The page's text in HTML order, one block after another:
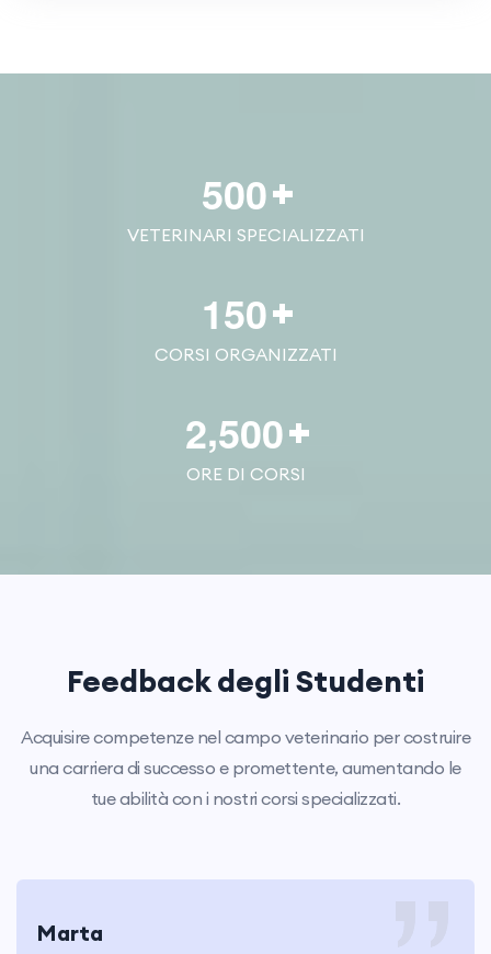
500
VETERINARI SPECIALIZZATI
150
CORSI ORGANIZZATI
2,500
ORE DI CORSI
Feedback degli Studenti
Acquisire competenze nel campo veterinario per costruire
una carriera di successo e promettente, aumentando le
tue abilità con i nostri corsi specializzati.
Marta